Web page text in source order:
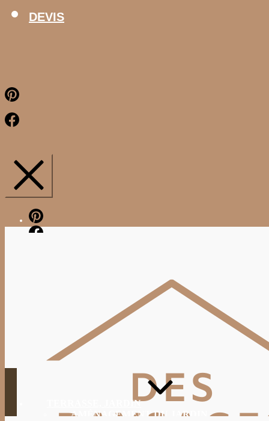
DEVIS
Pinterest
Facebook
Pinterest
Facebook
TERRASSE, JARDIN
AMÉNAGEMENT DU JARDIN